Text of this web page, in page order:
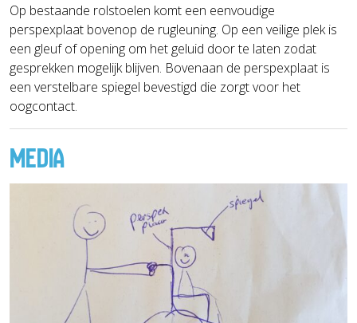
Op bestaande rolstoelen komt een eenvoudige
perspexplaat bovenop de rugleuning. Op een veilige plek is
een gleuf of opening om het geluid door te laten zodat
gesprekken mogelijk blijven. Bovenaan de perspexplaat is
een verstelbare spiegel bevestigd die zorgt voor het
oogcontact.
MEDIA